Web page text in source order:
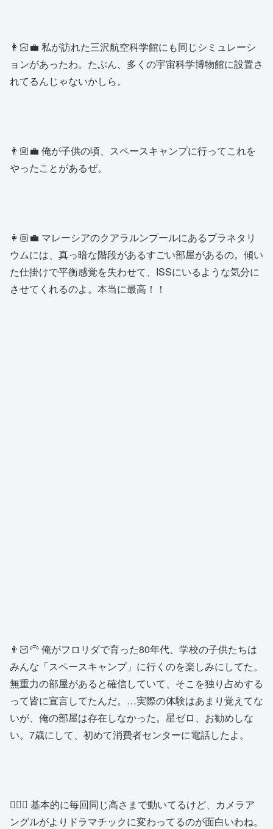
👩🏻‍💼 私が訪れた三沢航空科学館にも同じシミュレーシ
ョンがあったわ。たぶん、多くの宇宙科学博物館に設置さ
れてるんじゃないかしら。
👨🏼‍💼 俺が子供の頃、スペースキャンプに行ってこれを
やったことがあるぜ。
👩🏼‍💼 マレーシアのクアラルンプールにあるプラネタリ
ウムには、真っ暗な階段があるすごい部屋があるの。傾い
た仕掛けで平衡感覚を失わせて、ISSにいるような気分に
させてくれるのよ。本当に最高！！
👨🏻‍🦳 俺がフロリダで育った80年代、学校の子供たちは
みんな「スペースキャンプ」に行くのを楽しみにしてた。
無重力の部屋があると確信していて、そこを独り占めする
って皆に宣言してたんだ。…実際の体験はあまり覚えてな
いが、俺の部屋は存在しなかった。星ゼロ、お勧めしな
い。7歳にして、初めて消費者センターに電話したよ。
👱🏻‍♀️ 基本的に毎回同じ高さまで動いてるけど、カメラア
ングルがよりドラマチックに変わってるのが面白いわね。